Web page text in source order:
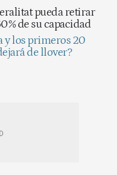
pueda retirar
de su capacidad
y los primeros 20
de llover?